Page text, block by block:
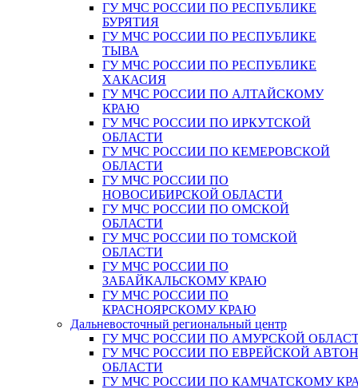
ГУ МЧС РОССИИ ПО РЕСПУБЛИКЕ
БУРЯТИЯ
ГУ МЧС РОССИИ ПО РЕСПУБЛИКЕ
ТЫВА
ГУ МЧС РОССИИ ПО РЕСПУБЛИКЕ
ХАКАСИЯ
ГУ МЧС РОССИИ ПО АЛТАЙСКОМУ
КРАЮ
ГУ МЧС РОССИИ ПО ИРКУТСКОЙ
ОБЛАСТИ
ГУ МЧС РОССИИ ПО КЕМЕРОВСКОЙ
ОБЛАСТИ
ГУ МЧС РОССИИ ПО
НОВОСИБИРСКОЙ ОБЛАСТИ
ГУ МЧС РОССИИ ПО ОМСКОЙ
ОБЛАСТИ
ГУ МЧС РОССИИ ПО ТОМСКОЙ
ОБЛАСТИ
ГУ МЧС РОССИИ ПО
ЗАБАЙКАЛЬСКОМУ КРАЮ
ГУ МЧС РОССИИ ПО
КРАСНОЯРСКОМУ КРАЮ
Дальневосточный региональный центр
ГУ МЧС РОССИИ ПО АМУРСКОЙ
ГУ МЧС РОССИИ ПО ЕВРЕЙСКОЙ
ОБЛАСТИ
ГУ МЧС РОССИИ ПО КАМЧАТСКОМУ